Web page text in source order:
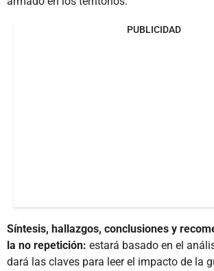
PUBLICIDAD
Síntesis, hallazgos, conclusiones y
la no repetición: estará basado en el
dará las claves para leer el impacto de la